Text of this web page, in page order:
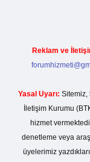
Reklam ve
Yasal Uyarı: Sitemiz,
İletişim Kurumu
hizmet
denetleme veya
üyelerimiz